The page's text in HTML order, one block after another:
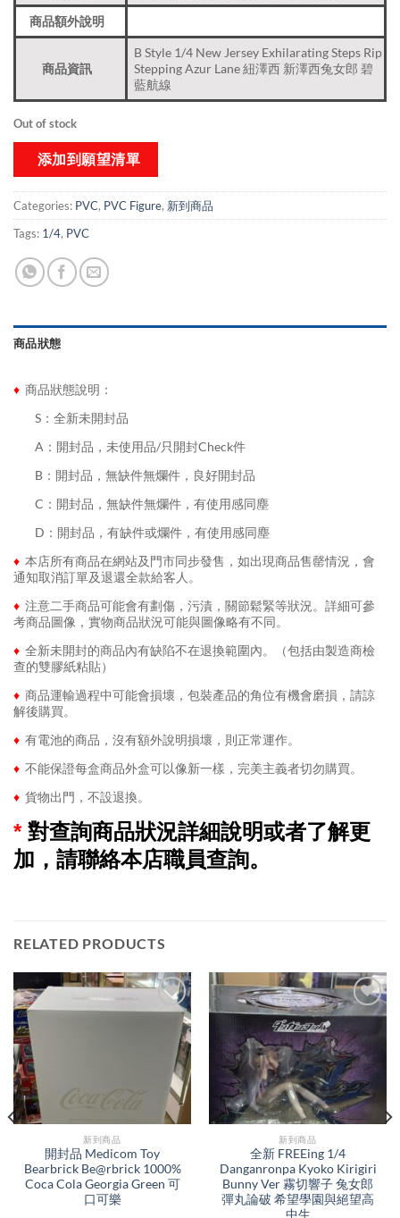
商品額外說明
商品資訊
B Style 1/4 New Jersey Exhilarating Steps Rip
Stepping Azur Lane 紐澤西 新澤西兔女郎 碧
藍航線
Out of stock
添加到願望清單
Categories: PVC, PVC Figure, 新到商品​
Tags: 1/4, PVC
商品狀態
♦ 商品狀態說明：
S：全新未開封品
A：開封品，未使用品/只開封Check件
B：開封品，無缺件無爛件，良好開封品
C：開封品，無缺件無爛件，有使用感同塵
D：開封品，有缺件或爛件，有使用感同塵
♦ 本店所有商品在網站及門市同步發售，如出現商品售罄情況，會
通知取消訂單及退還全款給客人。
♦ 注意二手商品可能會有劃傷，污漬，關節鬆緊等狀況。詳細可參
考商品圖像，實物商品狀況可能與圖像略有不同。
♦ 全新未開封的商品內有缺陷不在退換範圍內。（包括由製造商檢
查的雙膠紙粘貼）
♦ 商品運輸過程中可能會損壞，包裝產品的角位有機會磨損，請諒
解後購買。
♦ 有電池的商品，沒有額外說明損壞，則正常運作。
♦ 不能保證每盒商品外盒可以像新一樣，完美主義者切勿購買。
♦ 貨物出門，不設退換。
* 對查詢商品狀況詳細說明或者了解更
加，請聯絡本店職員查詢。
RELATED PRODUCTS
新到商品​
開封品 Medicom Toy
Bearbrick Be@rbrick 1000%
Coca Cola Georgia Green 可
口可樂
新到商品​
全新 FREEing 1/4
Danganronpa Kyoko Kirigiri
Bunny Ver 霧切響子 兔女郎
彈丸論破 希望學園與絕望高
中生